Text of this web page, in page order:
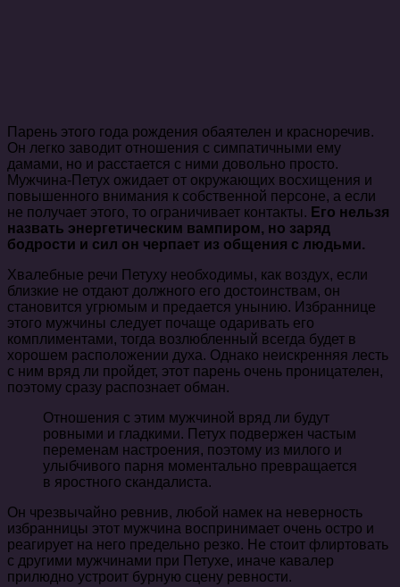
Парень этого года рождения обаятелен и красноречив.
Он легко заводит отношения с симпатичными ему
дамами, но и расстается с ними довольно просто.
Мужчина-Петух ожидает от окружающих восхищения и
повышенного внимания к собственной персоне, а если
не получает этого, то ограничивает контакты. Его нельзя
назвать энергетическим вампиром, но заряд
бодрости и сил он черпает из общения с людьми.
Хвалебные речи Петуху необходимы, как воздух, если
близкие не отдают должного его достоинствам, он
становится угрюмым и предается унынию. Избраннице
этого мужчины следует почаще одаривать его
комплиментами, тогда возлюбленный всегда будет в
хорошем расположении духа. Однако неискренняя лесть
с ним вряд ли пройдет, этот парень очень проницателен,
поэтому сразу распознает обман.
Отношения с этим мужчиной вряд ли будут
ровными и гладкими. Петух подвержен частым
переменам настроения, поэтому из милого и
улыбчивого парня моментально превращается
в яростного скандалиста.
Он чрезвычайно ревнив, любой намек на неверность
избранницы этот мужчина воспринимает очень остро и
реагирует на него предельно резко. Не стоит флиртовать
с другими мужчинами при Петухе, иначе кавалер
прилюдно устроит бурную сцену ревности.